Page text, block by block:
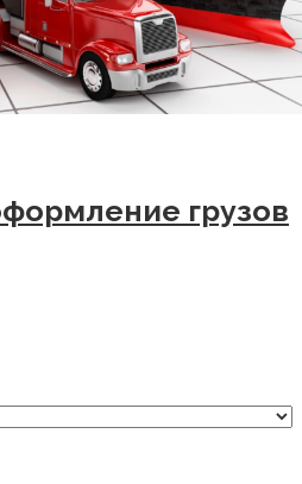
грузов